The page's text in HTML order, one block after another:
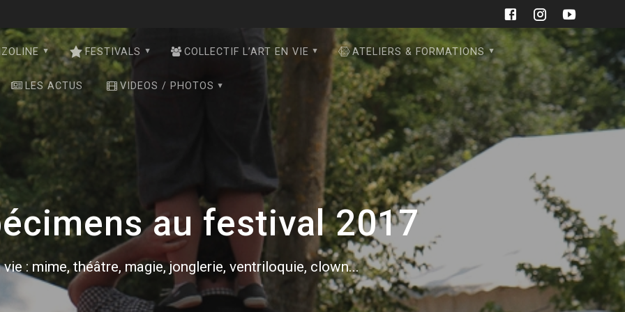
FESTIVALS COLLECTIF L’ART EN VIE ATELIERS & FORMATIONS
LES ACTUS VIDEOS / PHOTOS
au festival 2017
vie : mime, théâtre, magie, jonglerie, ventriloquie, clown...